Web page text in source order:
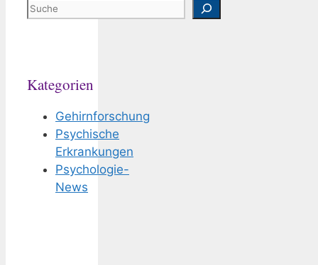
Suchen
Kategorien
Gehirnforschung
Psychische
Erkrankungen
Psychologie-
News